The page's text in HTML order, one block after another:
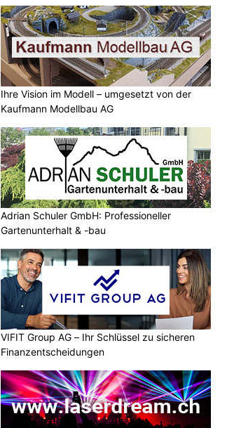
Ihre Vision im Modell – umgesetzt von der
Kaufmann Modellbau AG
Adrian Schuler GmbH: Professioneller
Gartenunterhalt & -bau
VIFIT Group AG – Ihr Schlüssel zu sicheren
Finanzentscheidungen